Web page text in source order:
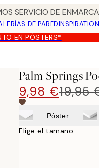
SERVICIO DE
DE PARED
EN PÓSTERS*
Palm Springs
9,98 €19,95
Póster
Elige el tamaño